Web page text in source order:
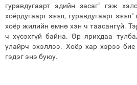
гуравдугаарт эдийн засаг" гэж
хоёрдугаарт зээл, гуравдугаарт
хоёр жилийн өмнө хэн ч таасангүй.
ч хүсэхгүй байна. Өр ярихдаа
улайрч эхэллээ. Хоёр хар хэрээ
гэдэг энэ буюу.